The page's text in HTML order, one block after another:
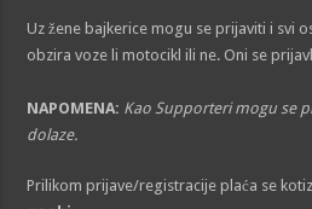
Uz žene bajkerice mogu se prijaviti i svi
obzira voze li motocikl ili ne. Oni se
NAPOMENA: Kao Supporteri mogu se
dolaze.
Prilikom prijave/registracije plaća se